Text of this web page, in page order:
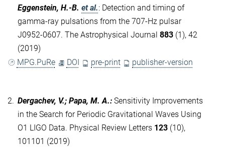
Eggenstein, H.-B. et al.: Detection and timing of
gamma-ray pulsations from the 707-Hz pulsar
J0952-0607. The Astrophysical Journal 883 (1), 42
(2019)
MPG.PuRe
DOI pre-print publisher-version
2. Dergachev, V.; Papa, M. A.: Sensitivity Improvements
in the Search for Periodic Gravitational Waves Using
O1 LIGO Data. Physical Review Letters 123 (10),
101101 (2019)